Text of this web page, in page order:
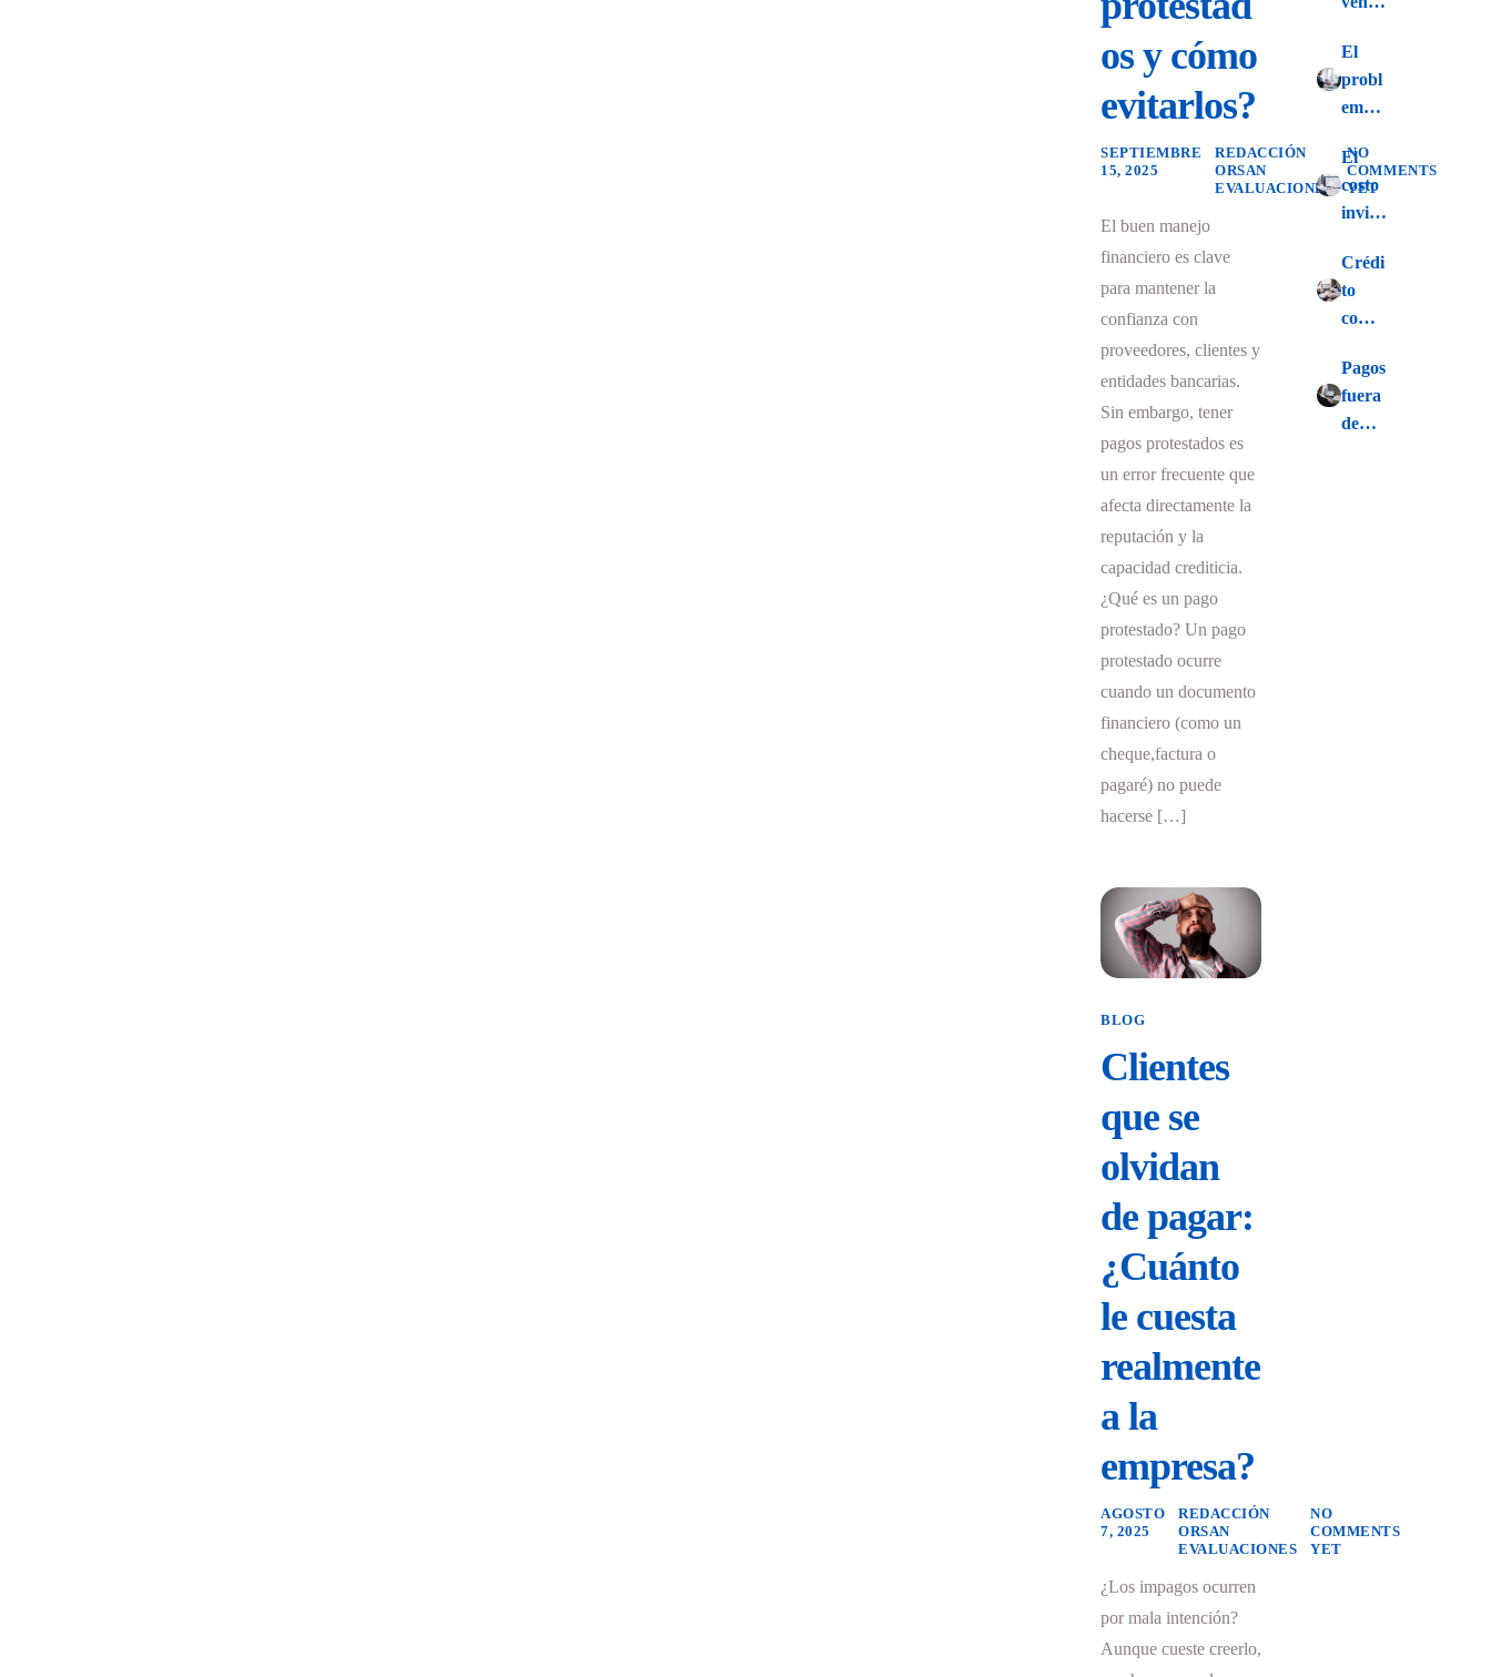
os y cómo
evitarlos?
SEPTIEMBRE
15, 2025
REDACCIÓN
ORSAN
EVALUACIONES
NO
COMMENTS
YET
El buen manejo
financiero es clave
para mantener la
confianza con
proveedores, clientes y
entidades bancarias.
Sin embargo, tener
pagos protestados es
un error frecuente que
afecta directamente la
reputación y la
capacidad crediticia.
¿Qué es un pago
protestado? Un pago
protestado ocurre
cuando un documento
financiero (como un
cheque,factura o
pagaré) no puede
hacerse […]
BLOG
Clientes
que se
olvidan
de pagar:
¿Cuánto
le cuesta
realmente
a la
empresa?
AGOSTO
7, 2025
REDACCIÓN
ORSAN
EVALUACIONES
NO
COMMENTS
YET
¿Los impagos ocurren
por mala intención?
Aunque cueste creerlo,
asegu
rar el
result
El
probl
ema
vende
r sin
condi
claras
de
pago
El
costo
invisi
financ
iar a
tus
s
Crédi
to
comer
2026:
Un
escen
Pagos
fuera
de